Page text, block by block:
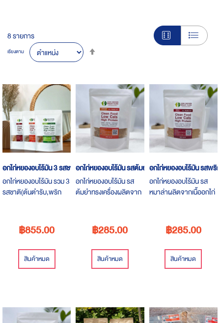
8รายการ
เรียงตาม
Direction
อกไก่หยองอบไร้มัน 3 รสชาติ (ต้นตำรับ,พริกหมาล่า,ต้มยำทรงเครื่อง)
อกไก่หยองอบไร้มัน รวม 3
รสชาติ(ต้นตำรับ,พริก
ปลอดสาร ไก่จากฟาร์ม
เลี้ยงที่ได้คุณภาพนำอกไก่
มาต้ม คั่ว และอบ คลุก
เคล้ากับเครื่องเทศจาก
ธรรมชาติและปรุงรสด้วย
แต่งสีและกลิ่น*แคลอรี่น๊อย
฿855.00
สินค้าหมด
อกไก่หยองอบไร้มัน รสต้มยำทรงเครื่อง
อกไก่หยองอบไร้มัน รส
ต้มยำทรงเครื่องผลิตจาก
คุณภาพนำอกไก่มาต้ม
คั่ว และอบ คลุกเคล้ากับ
เครื่องเทศจากธรรมชาติ
และปรุงรสด้วยเครื่องปรุง
เพื่อสุขภาพ ไม่มีแป้ง ไม่มี
เพียง 65 แคล/50 กรัม*
฿285.00
สินค้าหมด
อกไก่หยองอบไร้มัน รสพริ
อกไก่หยองอบไร้มัน รส
หมาล่าผลิตจากเนื้ออกไก่
มาต้ม คั่ว และอบ คลุก
เคล้ากับเครื่องเทศจาก
ธรรมชาติและปรุงรสด้วย
เครื่องปรุงเพื่อสุขภาพ ไม่มี
แป้ง ไม่มีน้ำมัน ไม่มี
กรัม* น้ำหนัก 200 กรัม/
฿285.00
สินค้าหมด